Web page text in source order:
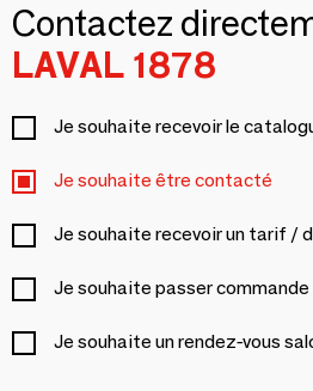
Contactez
LAVAL 1878
Je souhaite recevoir le
Je souhaite être contacté
Je souhaite recevoir un tarif /
Je souhaite passer
Je souhaite un rendez-vous